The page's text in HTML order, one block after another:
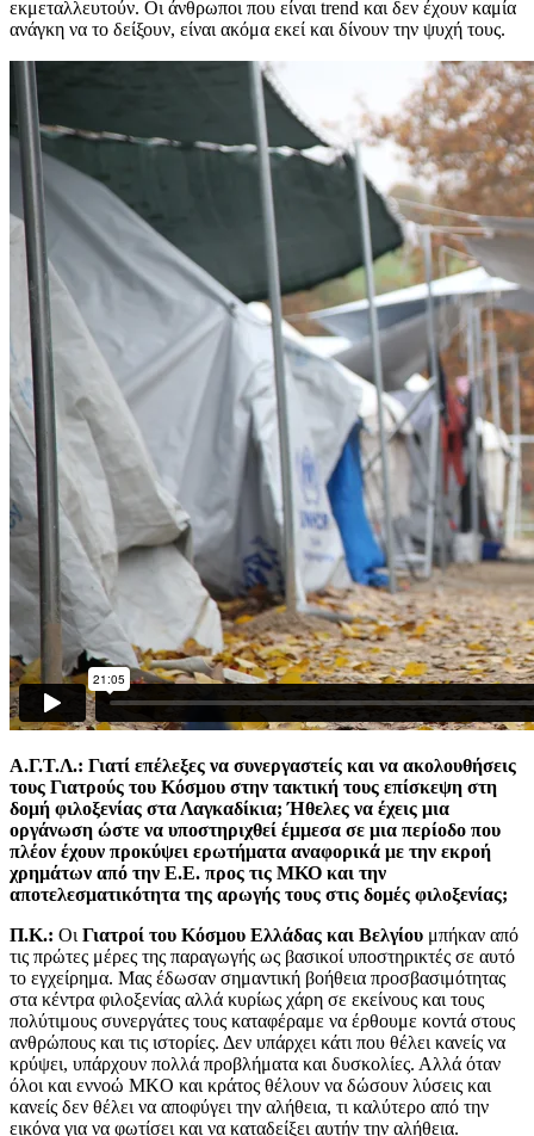
εκμεταλλευτούν. Οι άνθρωποι που είναι trend και δεν έχουν καμία
ανάγκη να το δείξουν, είναι ακόμα εκεί και δίνουν την ψυχή τους.
Α.Γ.Τ.Λ.: Γιατί επέλεξες να συνεργαστείς και να ακολουθήσεις
τους Γιατρούς του Κόσμου στην τακτική τους επίσκεψη στη
δομή φιλοξενίας στα Λαγκαδίκια; Ήθελες να έχεις μια
οργάνωση ώστε να υποστηριχθεί έμμεσα σε μια περίοδο που
πλέον έχουν προκύψει ερωτήματα αναφορικά με την εκροή
χρημάτων από την Ε.Ε. προς τις ΜΚΟ και την
αποτελεσματικότητα της αρωγής τους στις δομές φιλοξενίας;
Π.Κ.: Οι Γιατροί του Κόσμου Ελλάδας και Βελγίου μπήκαν από
τις πρώτες μέρες της παραγωγής ως βασικοί υποστηρικτές σε αυτό
το εγχείρημα. Μας έδωσαν σημαντική βοήθεια προσβασιμότητας
στα κέντρα φιλοξενίας αλλά κυρίως χάρη σε εκείνους και τους
πολύτιμους συνεργάτες τους καταφέραμε να έρθουμε κοντά στους
ανθρώπους και τις ιστορίες. Δεν υπάρχει κάτι που θέλει κανείς να
κρύψει, υπάρχουν πολλά προβλήματα και δυσκολίες. Αλλά όταν
όλοι και εννοώ MKO και κράτος θέλουν να δώσουν λύσεις και
κανείς δεν θέλει να αποφύγει την αλήθεια, τι καλύτερο από την
εικόνα για να φωτίσει και να καταδείξει αυτήν την αλήθεια.